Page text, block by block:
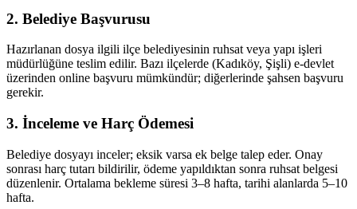
2. Belediye Başvurusu
Hazırlanan dosya ilgili ilçe belediyesinin ruhsat veya yapı işleri
müdürlüğüne teslim edilir. Bazı ilçelerde (Kadıköy, Şişli) e-devlet
üzerinden online başvuru mümkündür; diğerlerinde şahsen başvuru
gerekir.
3. İnceleme ve Harç Ödemesi
Belediye dosyayı inceler; eksik varsa ek belge talep eder. Onay
sonrası harç tutarı bildirilir, ödeme yapıldıktan sonra ruhsat belgesi
düzenlenir. Ortalama bekleme süresi 3–8 hafta, tarihi alanlarda 5–10
hafta.